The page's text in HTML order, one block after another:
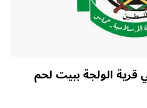
الولجة ببيت لحم